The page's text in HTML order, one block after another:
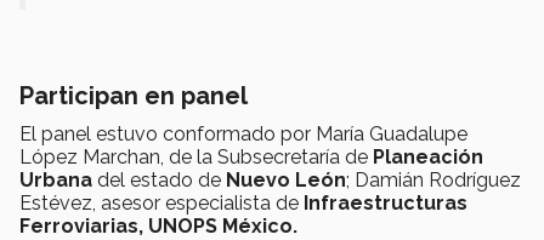
Participan en panel
El panel estuvo conformado por María Guadalupe
López Marchan, de la Subsecretaría de Planeación
Urbana del estado de Nuevo León; Damián Rodríguez
Estévez, asesor especialista de Infraestructuras
Ferroviarias, UNOPS México.